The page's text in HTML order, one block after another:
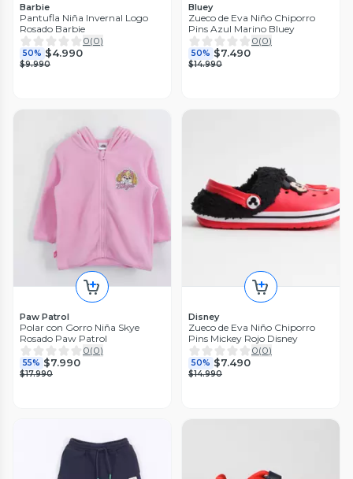
Barbie
Pantufla Niña Invernal Logo
Rosado Barbie
0(0)
50% $4.990
$9.990
Bluey
Zueco de Eva Niño Chiporro
Pins Azul Marino Bluey
0(0)
50% $7.490
$14.990
Paw Patrol
Polar con Gorro Niña Skye
Rosado Paw Patrol
0(0)
55% $7.990
$17.990
Disney
Zueco de Eva Niño Chiporro
Pins Mickey Rojo Disney
0(0)
50% $7.490
$14.990